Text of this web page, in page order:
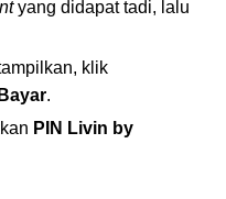
yang didapat tadi, lalu
klik
.
PIN Livin by